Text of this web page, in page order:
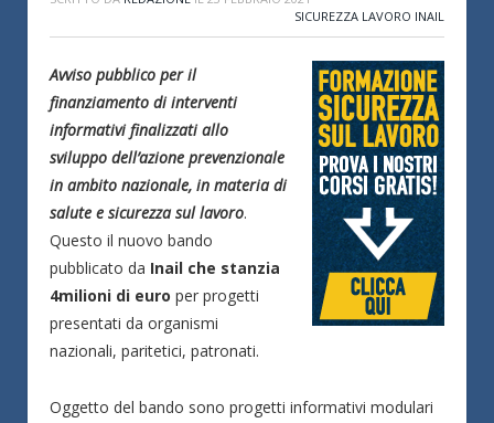
SICUREZZA LAVORO INAIL
Avviso pubblico per il
finanziamento di interventi
informativi finalizzati allo
sviluppo dell’azione prevenzionale
in ambito nazionale, in materia di
salute e sicurezza sul lavoro.
Questo il nuovo bando
pubblicato da Inail che stanzia
4milioni di euro per progetti
presentati da organismi
nazionali, paritetici, patronati.
Oggetto del bando sono progetti informativi modulari